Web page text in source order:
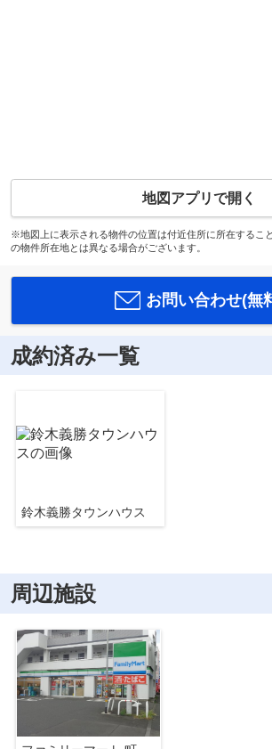
地図アプリで開く
※地図上に表示される物件の位置は付近住所に所在するこ
の物件所在地とは異なる場合がございます。
お問い合わせ(無
成約済み一覧
鈴木義勝タウンハウス
周辺施設